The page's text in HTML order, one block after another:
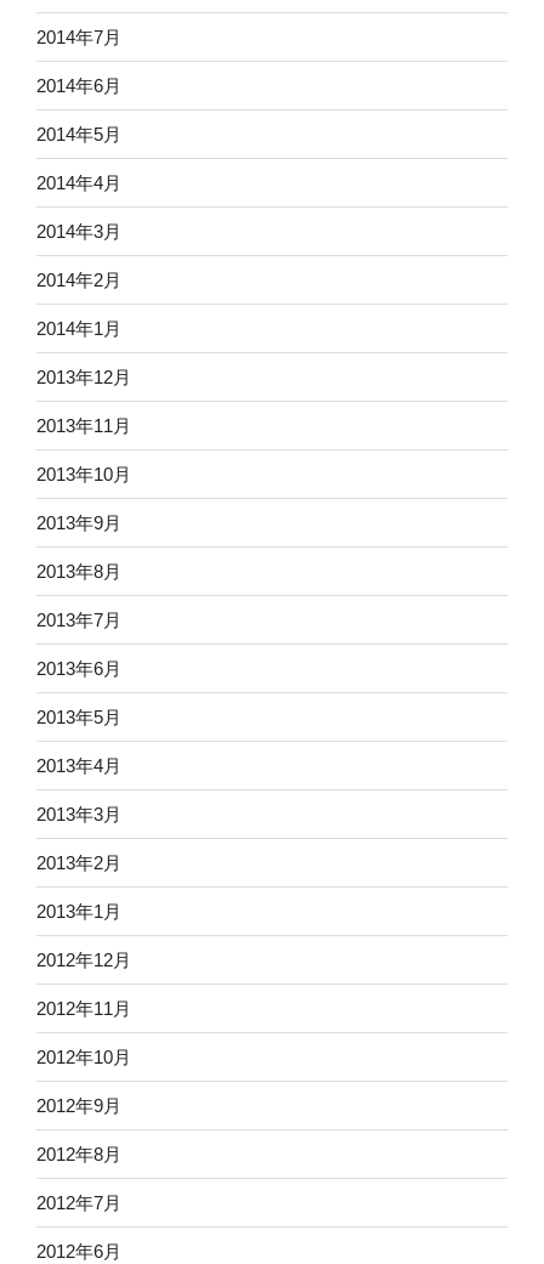
2014年7月
2014年6月
2014年5月
2014年4月
2014年3月
2014年2月
2014年1月
2013年12月
2013年11月
2013年10月
2013年9月
2013年8月
2013年7月
2013年6月
2013年5月
2013年4月
2013年3月
2013年2月
2013年1月
2012年12月
2012年11月
2012年10月
2012年9月
2012年8月
2012年7月
2012年6月